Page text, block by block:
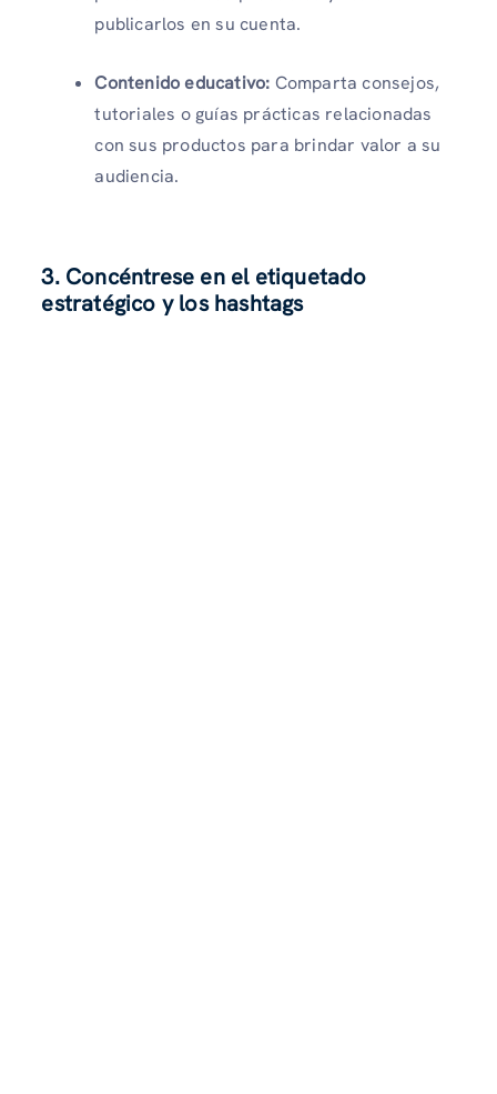
publicarlos en su cuenta.
Contenido educativo: Comparta consejos,
tutoriales o guías prácticas relacionadas
con sus productos para brindar valor a su
audiencia.
3. Concéntrese en el etiquetado
estratégico y los hashtags